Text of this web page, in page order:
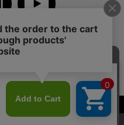
います。Cookieの使用に同意いた
ご利用案内
ご利用規約
取引法
All Rights Reserved.